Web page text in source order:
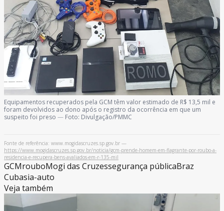
Equipamentos recuperados pela GCM têm valor estimado de R$ 13,5 mil e
foram devolvidos ao dono após o registro da ocorrência em que um
suspeito foi preso — Foto: Divulgação/PMMC
Fonte de referência: www.mogidascruzes.sp.gov.br —
https://www.mogidascruzes.sp.gov.br/noticia/gcm-prende-homem-em-flagrante-por-roubo-a-
residencia-e-recupera-bens-avaliados-em-r-135-mil
GCMrouboMogi das Cruzessegurança públicaBraz
Cubasia-auto
Veja também